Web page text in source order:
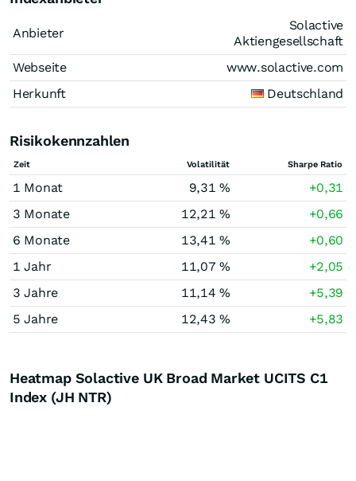
Anbieter
Solactive
Aktiengesellschaft
Webseite
www.solactive.com
Herkunft
Deutschland
Risikokennzahlen
Zeit Volatilität Sharpe Ratio
1 Monat 9,31 %
+0,31
3 Monate
12,21 %
+0,66
6 Monate
13,41 %
+0,60
1 Jahr
11,07 %
+2,05
3 Jahre
11,14 %
+5,39
5 Jahre
12,43 % +5,83
Heatmap Solactive UK Broad Market UCITS C1
Index (JH NTR)